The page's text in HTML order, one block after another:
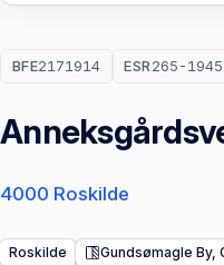
BFE2171914 ESR265-
4000 Roskilde
Roskilde
Gundsømagle By,